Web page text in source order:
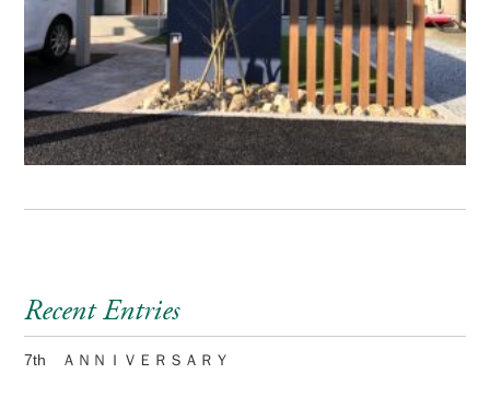
Recent Entries
7th ＡＮＮＩＶＥＲＳＡＲＹ